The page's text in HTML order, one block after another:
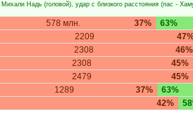
Михали Надь (головой), удар с близкого расстояния (пас -
37%
578 млн. 63%
2209
46%
2308
45%
2308
45%
2479
37%
1289 63%
42%